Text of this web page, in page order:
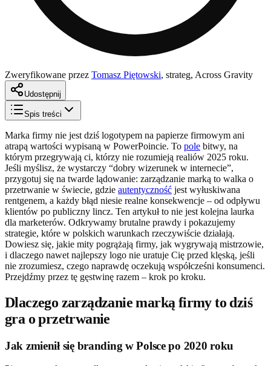
Zweryfikowane przez Tomasz Piętowski, strateg, Across Gravity
Udostępnij
Spis treści
Marka firmy nie jest dziś logotypem na papierze firmowym ani
atrapą wartości wypisaną w PowerPoincie. To pole bitwy, na
którym przegrywają ci, którzy nie rozumieją realiów 2025 roku.
Jeśli myślisz, że wystarczy “dobry wizerunek w internecie”,
przygotuj się na twarde lądowanie: zarządzanie marką to walka o
przetrwanie w świecie, gdzie autentyczność jest wyłuskiwana
rentgenem, a każdy błąd niesie realne konsekwencje – od odpływu
klientów po publiczny lincz. Ten artykuł to nie jest kolejna laurka
dla marketerów. Odkrywamy brutalne prawdy i pokazujemy
strategie, które w polskich warunkach rzeczywiście działają.
Dowiesz się, jakie mity pogrążają firmy, jak wygrywają mistrzowie,
i dlaczego nawet najlepszy logo nie uratuje Cię przed klęską, jeśli
nie zrozumiesz, czego naprawdę oczekują współcześni konsumenci.
Przejdźmy przez tę gęstwinę razem – krok po kroku.
Dlaczego zarządzanie marką firmy to dziś
gra o przetrwanie
Jak zmienił się branding w Polsce po 2020 roku